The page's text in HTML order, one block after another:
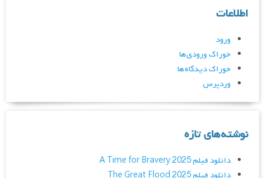
اطلاعات
ورود
خوراک ورودی‌ها
خوراک دیدگاه‌ها
وردپرس
نوشته‌های تازه
دانلود فیلم A Time for Bravery 2025